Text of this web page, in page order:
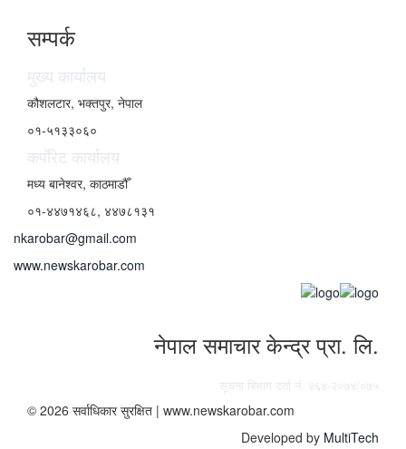
सम्पर्क
मुख्य कार्यालय
कौशलटार, भक्तपुर, नेपाल
०१-५१३३०६०
कर्पाेरेट कार्यालय
मध्य बानेश्वर, काठमाडौँ
०१-४४७१४६८, ४४७८१३१
nkarobar@gmail.com
www.newskarobar.com
नेपाल समाचार केन्द्र प्रा. लि.
सूचना बिभाग दर्ता नं. ४६४-२०७४/०७५
© 2026 सर्वाधिकार सुरक्षित | www.newskarobar.com
Developed by MultiTech